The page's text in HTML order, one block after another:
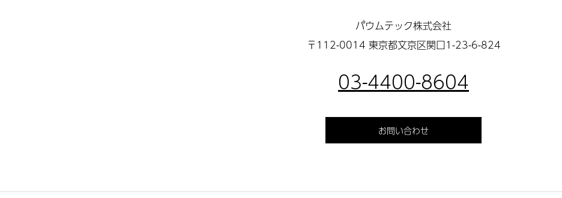
パウムテック株式会社
〒112-0014 東京都文京区関口1-23-6-824
03-4400-8604
お問い合わせ